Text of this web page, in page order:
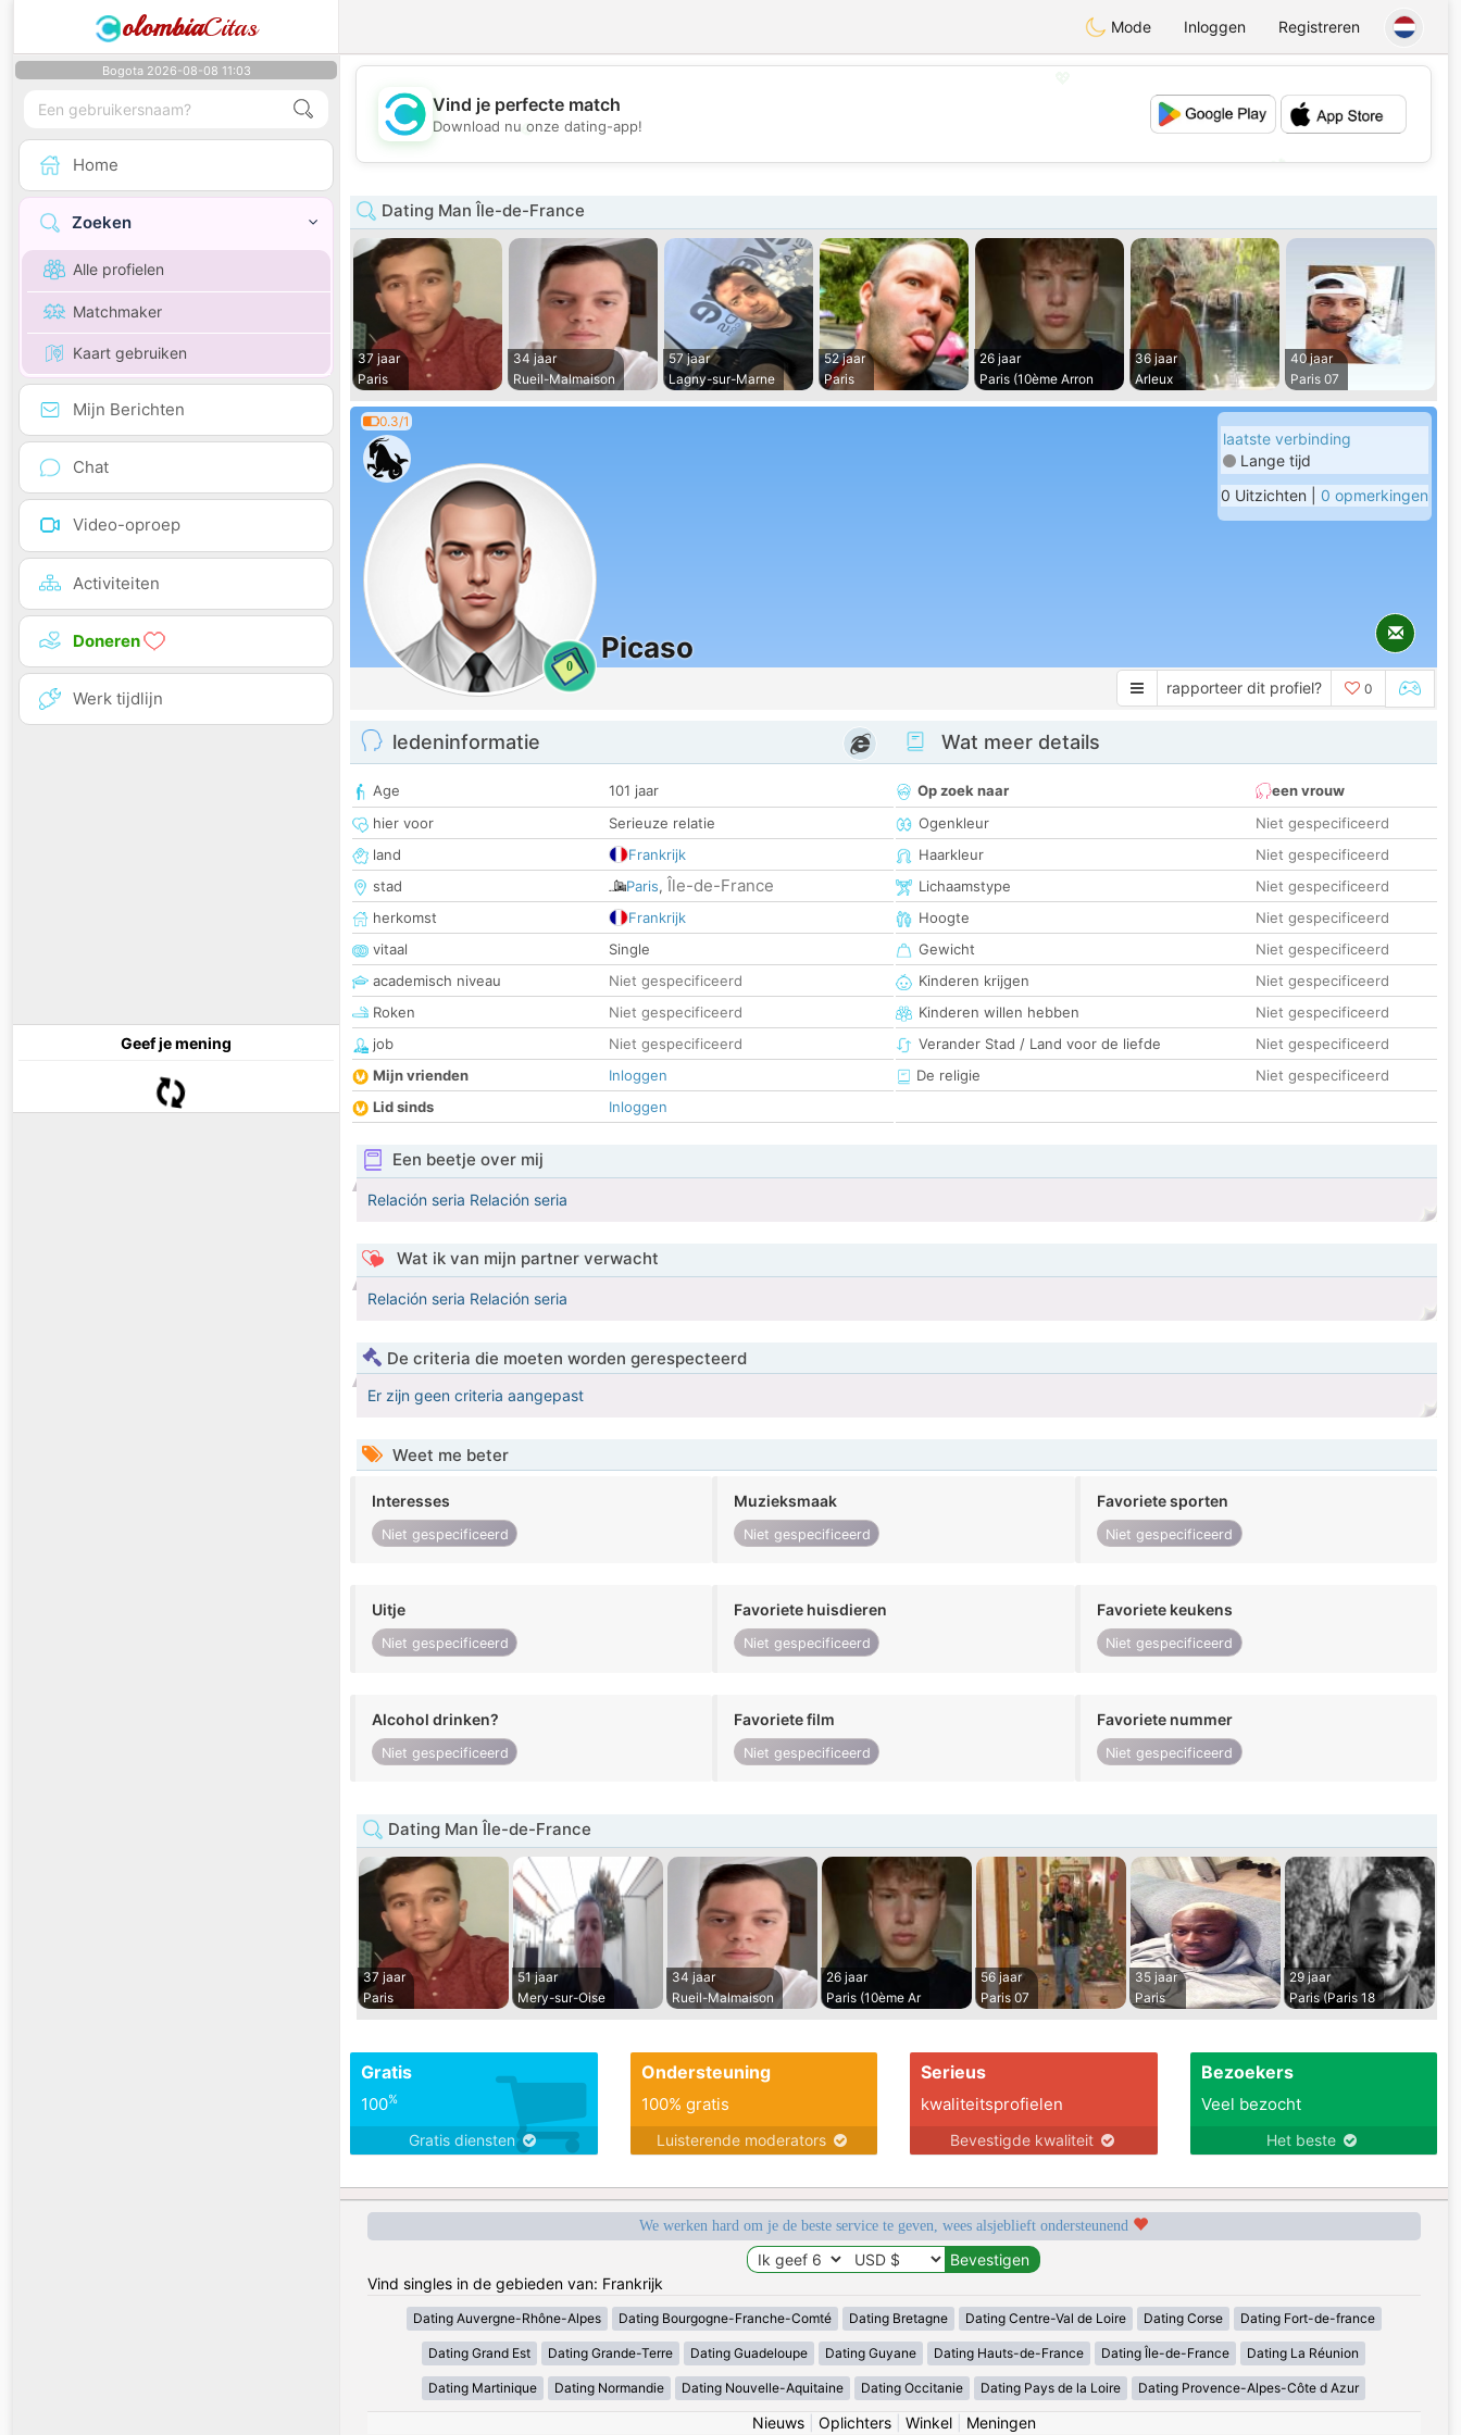
olombiaCitas Mode Inloggen Registreren
Bogota 2026-08-08 11:03
Home
Zoeken
Alle profielen
Matchmaker
Kaart gebruiken
Mijn Berichten
Chat
Video-oproep
Activiteiten
Doneren
Werk tijdlijn
Geef je mening
💕
Vind je perfecte match
Download nu onze dating-app!
Dating Man Île-de-France
37 jaar
Paris
34 jaar
Rueil-Malmaison
57 jaar
Lagny-sur-Marne
52 jaar
Paris
26 jaar
Paris (10ème Arron
36 jaar
Arleux
40 jaar
Paris 07
0.3/1
0
Picaso
laatste verbinding
Lange tijd
0 Uitzichten | 0 opmerkingen
rapporteer dit profiel? 0
ledeninformatie
Age
101 jaar
hier voor
Serieuze relatie
land
Frankrijk
stad
Paris, Île-de-France
herkomst
Frankrijk
vitaal
Single
academisch niveau
Niet gespecificeerd
Roken
Niet gespecificeerd
job
Niet gespecificeerd
Mijn vrienden
Inloggen
Lid sinds
Inloggen
Wat meer details
Op zoek naar
een vrouw
Ogenkleur
Niet gespecificeerd
Haarkleur
Niet gespecificeerd
Lichaamstype
Niet gespecificeerd
Hoogte
Niet gespecificeerd
Gewicht
Niet gespecificeerd
Kinderen krijgen
Niet gespecificeerd
Kinderen willen hebben
Niet gespecificeerd
Verander Stad / Land voor de liefde
Niet gespecificeerd
De religie
Niet gespecificeerd
Een beetje over mij
Relación seria Relación seria
Wat ik van mijn partner verwacht
Relación seria Relación seria
De criteria die moeten worden gerespecteerd
Er zijn geen criteria aangepast
Weet me beter
Interesses
Niet gespecificeerd
Muzieksmaak
Niet gespecificeerd
Favoriete sporten
Niet gespecificeerd
Uitje
Niet gespecificeerd
Favoriete huisdieren
Niet gespecificeerd
Favoriete keukens
Niet gespecificeerd
Alcohol drinken?
Niet gespecificeerd
Favoriete film
Niet gespecificeerd
Favoriete nummer
Niet gespecificeerd
Dating Man Île-de-France
37 jaar
Paris
51 jaar
Mery-sur-Oise
34 jaar
Rueil-Malmaison
26 jaar
Paris (10ème Ar
56 jaar
Paris 07
35 jaar
Paris
29 jaar
Paris (Paris 18
Gratis
100%
Gratis diensten
Ondersteuning
100% gratis
Luisterende moderators
Serieus
kwaliteitsprofielen
Bevestigde kwaliteit
Bezoekers
Veel bezocht
Het beste
We werken hard om je de beste service te geven, wees alsjeblieft ondersteunend
Vind singles in de gebieden van: Frankrijk
Dating Auvergne-Rhône-Alpes Dating Bourgogne-Franche-Comté Dating Bretagne Dating Centre-Val de Loire Dating Corse Dating Fort-de-france
Dating Grand Est Dating Grande-Terre Dating Guadeloupe Dating Guyane Dating Hauts-de-France Dating Île-de-France Dating La Réunion
Dating Martinique Dating Normandie Dating Nouvelle-Aquitaine Dating Occitanie Dating Pays de la Loire Dating Provence-Alpes-Côte d Azur
Nieuws| Oplichters| Winkel| Meningen